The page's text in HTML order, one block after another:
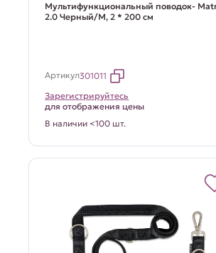
Мультифункциональный поводок-
2.0 Черный/M, 2 * 200 см
Артикул301011
Зарегистрируйтесь
для отображения цены
В наличии <100 шт.